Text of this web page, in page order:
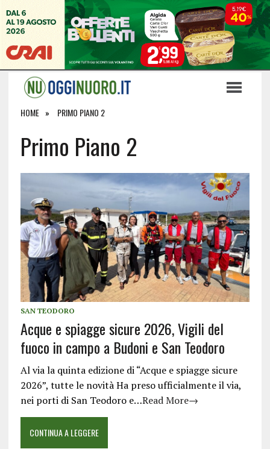
HOME PRIMO PIANO 2
Primo Piano 2
SAN TEODORO
Acque e spiagge sicure 2026, Vigili del
fuoco in campo a Budoni e San Teodoro
Al via la quinta edizione di “Acque e spiagge sicure
2026”, tutte le novità Ha preso ufficialmente il via,
nei porti di San Teodoro e…Read More→
CONTINUA A LEGGERE